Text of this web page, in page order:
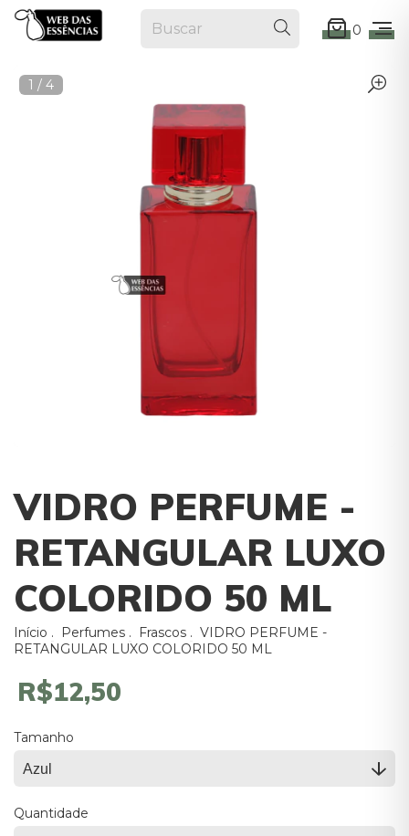
0
VIDRO PERFUME -
RETANGULAR LUXO
COLORIDO 50 ML
Início . Perfumes . Frascos . VIDRO PERFUME -
RETANGULAR LUXO COLORIDO 50 ML
R$12,50
Tamanho
Quantidade
1 / 4